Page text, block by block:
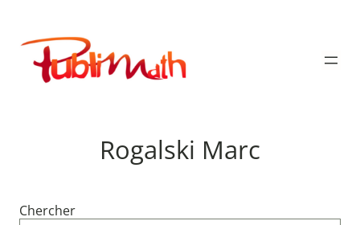
contenu
Publimath
Rogalski Marc
Chercher